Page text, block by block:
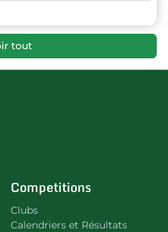
tout
Competitions
Clubs
Calendriers et Résultats